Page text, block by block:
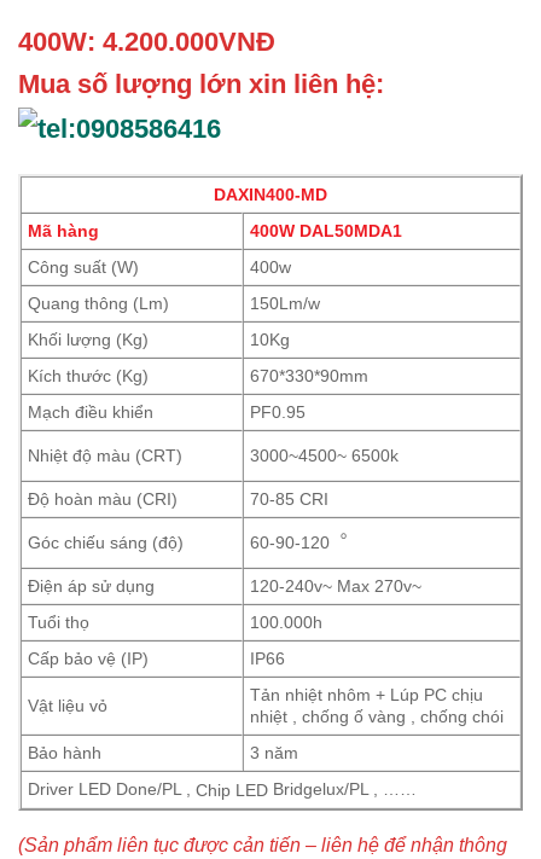
400W: 4.200.000VNĐ
Mua số lượng lớn xin liên hệ:
DAXIN400-MD
Mã hàng
400W DAL50MDA1
Công suất (W)
400w
Quang thông (Lm)
150Lm/w
Khối lượng (Kg)
10Kg
Kích thước (Kg)
670*330*90mm
Mạch điều khiển
PF0.95
Nhiệt độ màu (CRT) 3000~4500~ 6500k
Độ hoàn màu (CRI) 70-85 CRI
Góc chiếu sáng (độ) 60-90-120︒
Điện áp sử dụng
120-240v~ Max 270v~
Tuổi thọ
100.000h
Cấp bảo vệ (IP)
IP66
Vật liệu vỏ
Tản nhiệt nhôm + Lúp PC chịu
nhiệt , chống ố vàng , chống chói
Bảo hành
3 năm
Driver LED Done/PL , Chip LED Bridgelux/PL , ……
(Sản phẩm liên tục được cản tiến – liên hệ để nhận thông